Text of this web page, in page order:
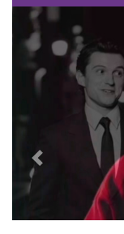
Previous